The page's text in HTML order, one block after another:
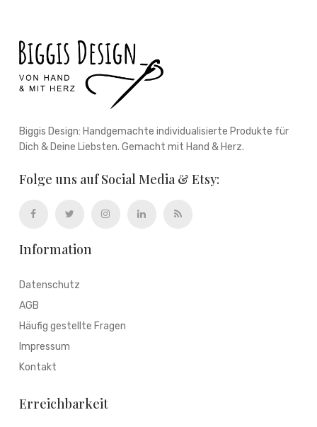
Biggis Design: Handgemachte individualisierte Produkte für
Dich & Deine Liebsten. Gemacht mit Hand & Herz.
Folge uns auf Social Media & Etsy:
Information
Datenschutz
AGB
Häufig gestellte Fragen
Impressum
Kontakt
Erreichbarkeit